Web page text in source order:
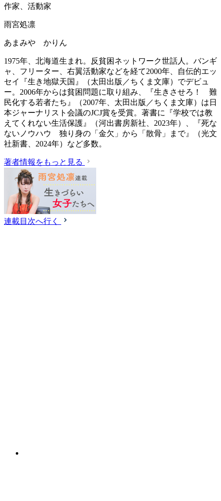
作家、活動家
雨宮処凛
あまみや かりん
1975年、北海道生まれ。反貧困ネットワーク世話人。バンギ
ャ、フリーター、右翼活動家などを経て2000年、自伝的エッ
セイ『生き地獄天国』（太田出版／ちくま文庫）でデビュ
ー。2006年からは貧困問題に取り組み、『生きさせろ！ 難
民化する若者たち』（2007年、太田出版／ちくま文庫）は日
本ジャーナリスト会議のJCJ賞を受賞。著書に『学校では教
えてくれない生活保護』（‎河出書房新社、2023年）、『死な
ないノウハウ 独り身の「金欠」から「散骨」まで』（光文
社新書、2024年）など多数。
著者情報をもっと見る
連載目次へ行く